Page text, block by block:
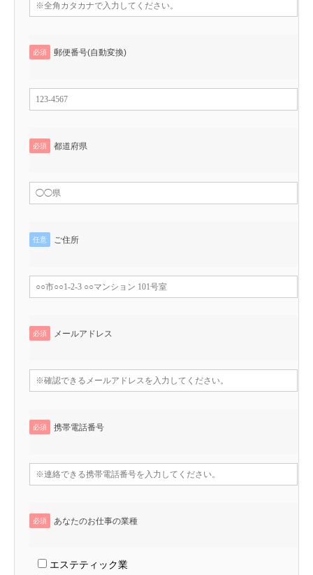
必須 郵便番号(自動変換)
必須 都道府県
任意 ご住所
必須 メールアドレス
必須 携帯電話番号
必須 あなたのお仕事の業種
エステティック業